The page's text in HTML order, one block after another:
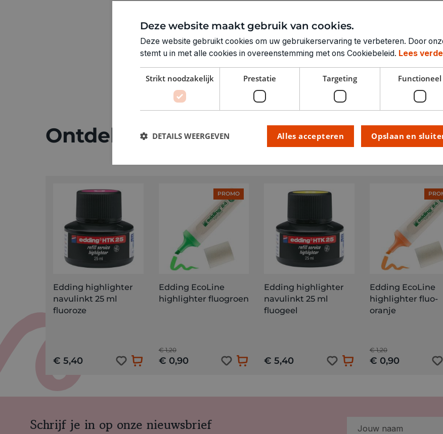
Ontdek meer
Edding highlighter
navulinkt 25 ml
fluoroze
€ 5,40
PROMO
Edding EcoLine
highlighter fluogroen
€ 1,20
€ 0,90
Edding highlighter
navulinkt 25 ml
fluogeel
€ 5,40
Edding EcoLine
highlighter fluo-
oranje
€ 1,20
€ 0,90
Schrijf je in op onze nieuwsbrief
Deze website maakt gebruik van cookies.
Deze website gebruikt cookies om uw gebruikerservaring te verbeteren. Door
stemt u in met alle cookies in overeenstemming met ons Cookiebeleid. Lees
Strikt noodzakelijk Prestatie Targeting Functioneel
Opslaan en
Alles accepteren
DETAILS WEERGEVEN